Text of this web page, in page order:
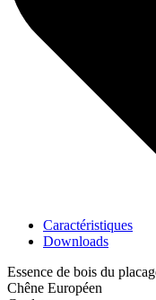
Caractéristiques
Downloads
Essence de bois du
Chêne Européen